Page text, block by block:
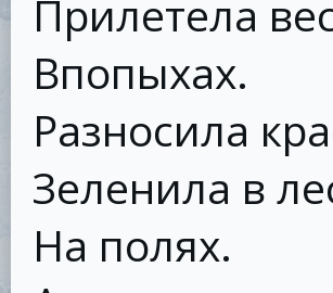
Прилетела
Впопыхах.
Разносила
Зеленила в
На полях.